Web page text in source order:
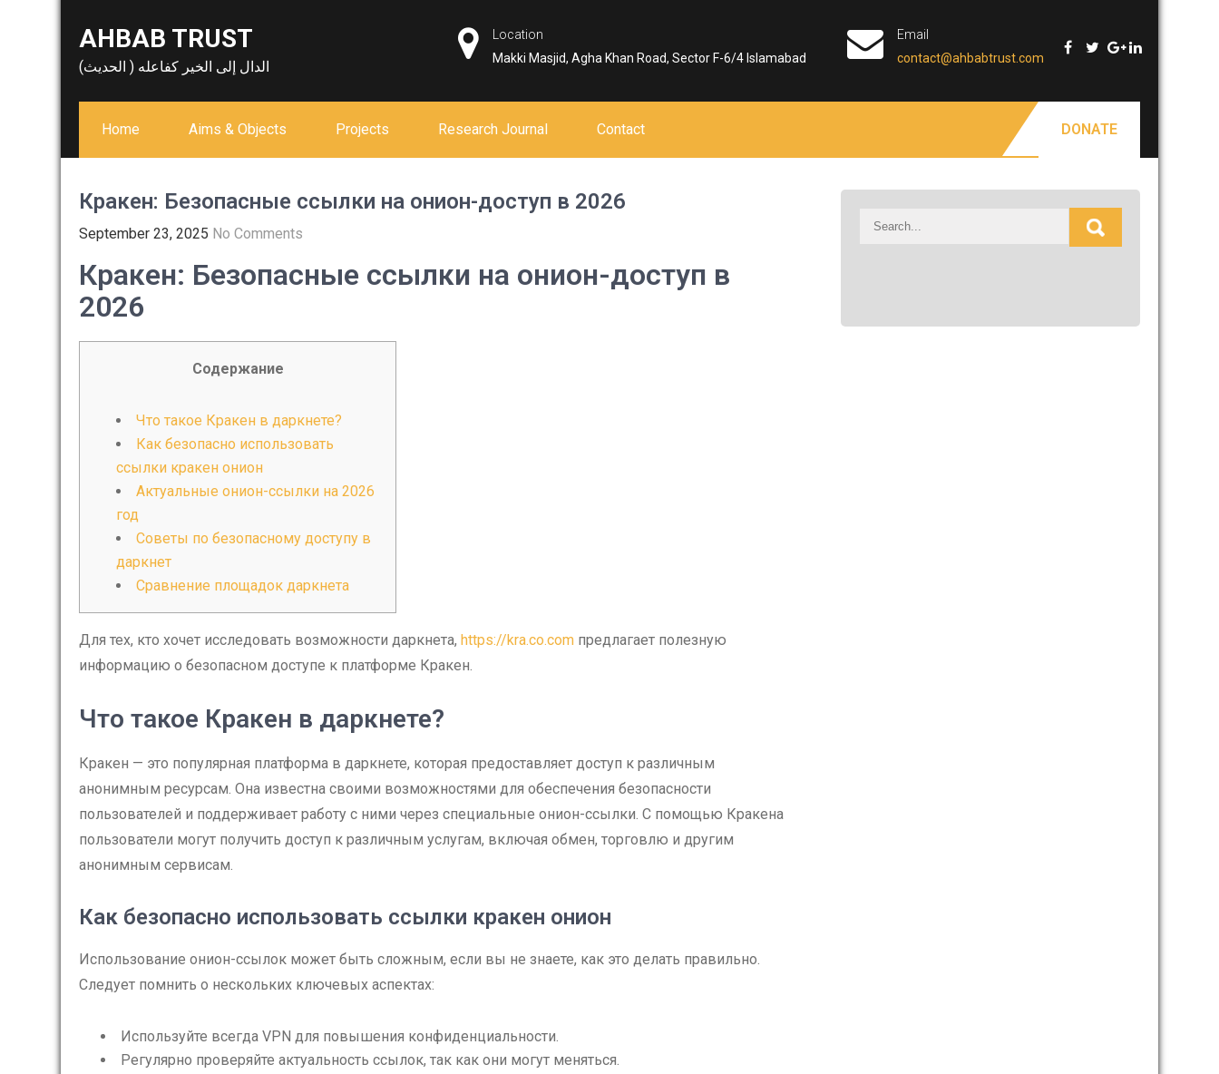
AHBAB TRUST
الدال إلى الخير كفاعله ( الحديث)
Location
Makki Masjid, Agha Khan Road, Sector F-6/4 Islamabad
Email
contact@ahbabtrust.com
Home Aims & Objects Projects Research Journal Contact DONATE
Кракен: Безопасные ссылки на онион-доступ в 2026
September 23, 2025 No Comments
Кракен: Безопасные ссылки на онион-доступ в
2026
Содержание
Что такое Кракен в даркнете?
Как безопасно использовать
ссылки кракен онион
Актуальные онион-ссылки на 2026
год
Советы по безопасному доступу в
даркнет
Сравнение площадок даркнета
Для тех, кто хочет исследовать возможности даркнета, https://kra.co.com предлагает полезную
информацию о безопасном доступе к платформе Кракен.
Что такое Кракен в даркнете?
Кракен — это популярная платформа в даркнете, которая предоставляет доступ к различным
анонимным ресурсам. Она известна своими возможностями для обеспечения безопасности
пользователей и поддерживает работу с ними через специальные онион-ссылки. С помощью Кракена
пользователи могут получить доступ к различным услугам, включая обмен, торговлю и другим
анонимным сервисам.
Как безопасно использовать ссылки кракен онион
Использование онион-ссылок может быть сложным, если вы не знаете, как это делать правильно.
Следует помнить о нескольких ключевых аспектах:
Используйте всегда VPN для повышения конфиденциальности.
Регулярно проверяйте актуальность ссылок, так как они могут меняться.